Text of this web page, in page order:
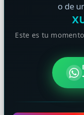
o de
Este es tu